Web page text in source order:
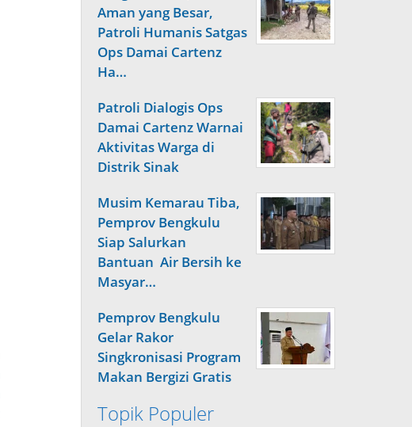
Aman yang Besar,
Patroli Humanis Satgas
Ops Damai Cartenz
Ha…
Patroli Dialogis Ops
Damai Cartenz Warnai
Aktivitas Warga di
Distrik Sinak
Musim Kemarau Tiba,
Pemprov Bengkulu
Siap Salurkan
Bantuan Air Bersih ke
Masyar…
Pemprov Bengkulu
Gelar Rakor
Singkronisasi Program
Makan Bergizi Gratis
Topik Populer